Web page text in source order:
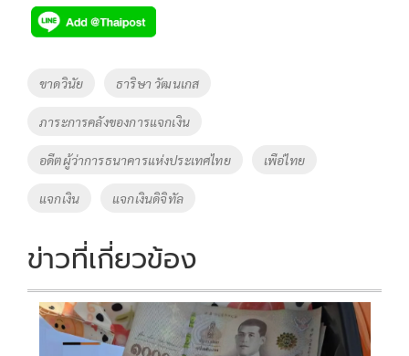
e
b
o
k
tt
er
p
y
Li
k
Tags
ขาดวินัย ธาริษา วัฒนเกส
ภาระการคลังของการแจกเงิน
อดีตผู้ว่าการธนาคารแห่งประเทศไทย เพือ่ไทย
แจกเงิน แจกเงินดิจิทัล
ข่าวที่เกี่ยวข้อง